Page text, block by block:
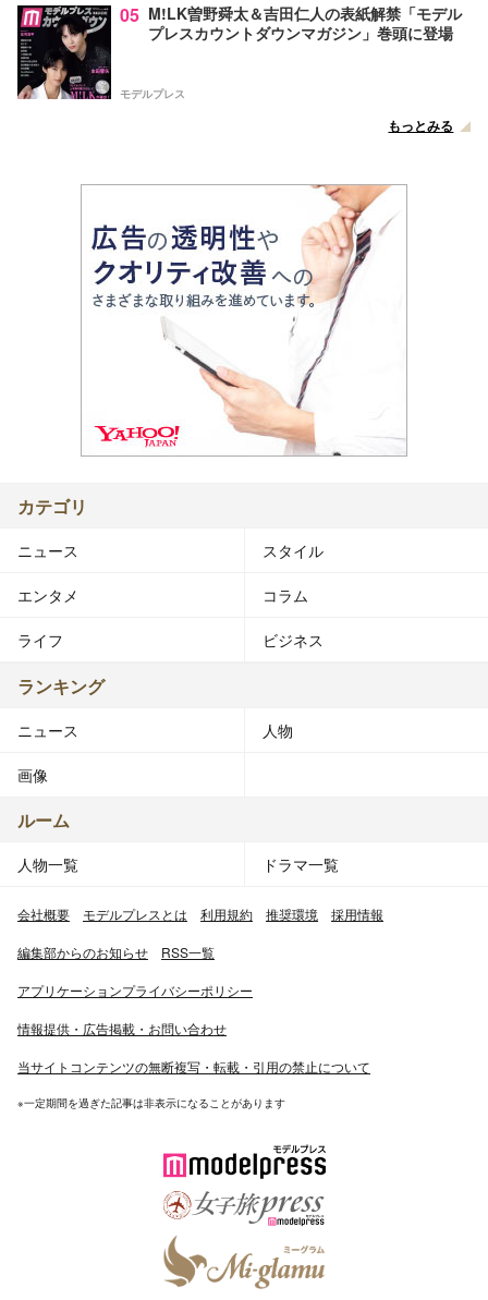
05 M!LK曽野舜太＆吉田仁人の表紙解禁「モデル
プレスカウントダウンマガジン」巻頭に登場
モデルプレス
もっとみる
カテゴリ
ニュース スタイル
エンタメ コラム
ライフ ビジネス
ランキング
ニュース 人物
画像
ルーム
人物一覧 ドラマ一覧
会社概要 モデルプレスとは 利用規約 推奨環境 採用情報
編集部からのお知らせ RSS一覧
アプリケーションプライバシーポリシー
情報提供・広告掲載・お問い合わせ
当サイトコンテンツの無断複写・転載・引用の禁止について
※一定期間を過ぎた記事は非表示になることがあります